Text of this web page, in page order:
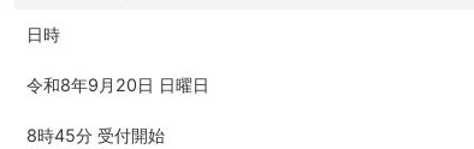
日時
令和8年9月20日 日曜日
8時45分 受付開始